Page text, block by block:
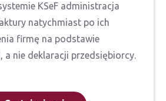
KSeF administracja
natychmiast po ich
firmę na podstawie
a nie deklaracji przedsiębiorcy.